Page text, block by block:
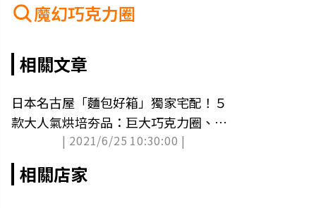
魔幻巧克力圈
相關文章
日本名古屋「麵包好箱」獨家宅配！５
款大人氣烘培夯品：巨大巧克力圈、卡
斯達紅豆磚| 2021/6/25 10:30:00 |
相關店家